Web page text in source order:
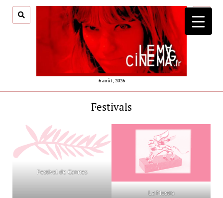
6 août, 2026
menu
Festivals
Festival de Cannes
La Mostra